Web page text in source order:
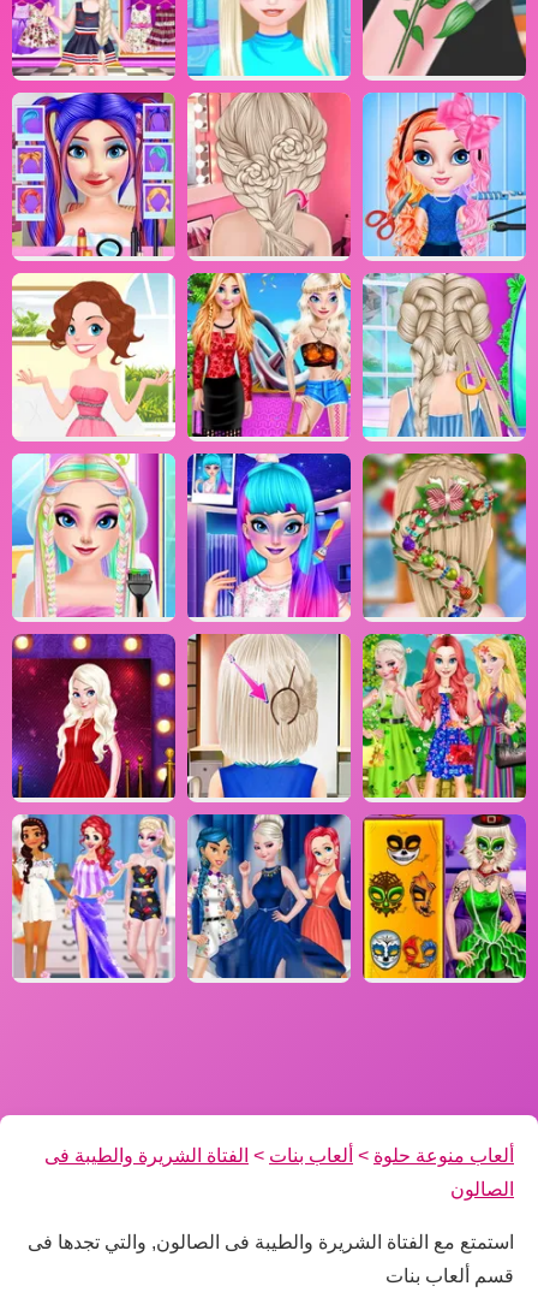
ألعاب منوعة حلوة > ألعاب بنات > الفتاة الشريرة والطيبة فى
الصالون
استمتع مع الفتاة الشريرة والطيبة فى الصالون, والتي تجدها فى
قسم ألعاب بنات